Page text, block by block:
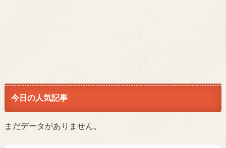
今日の人気記事
まだデータがありません。